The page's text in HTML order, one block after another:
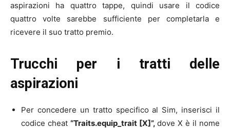
aspirazioni ha quattro tappe, quindi usare il codice
quattro volte sarebbe sufficiente per completarla e
ricevere il suo tratto premio.
Trucchi per i tratti delle
aspirazioni
Per concedere un tratto specifico al Sim, inserisci il
codice cheat “Traits.equip_trait [X]”, dove X è il nome